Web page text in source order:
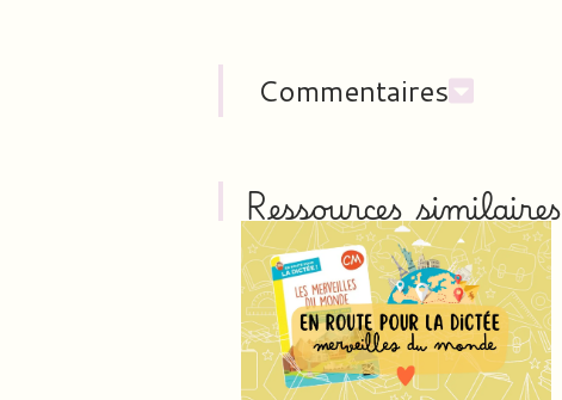
Commentaires
Ressources similaires